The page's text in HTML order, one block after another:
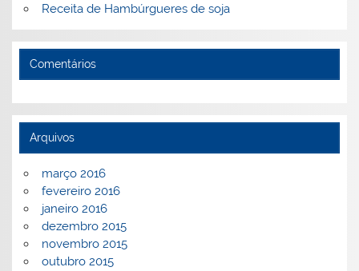
Receita de Hambúrgueres de soja
Comentários
Arquivos
março 2016
fevereiro 2016
janeiro 2016
dezembro 2015
novembro 2015
outubro 2015